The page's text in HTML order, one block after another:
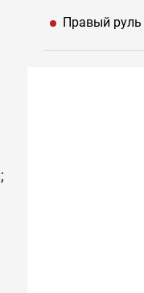
Правый руль